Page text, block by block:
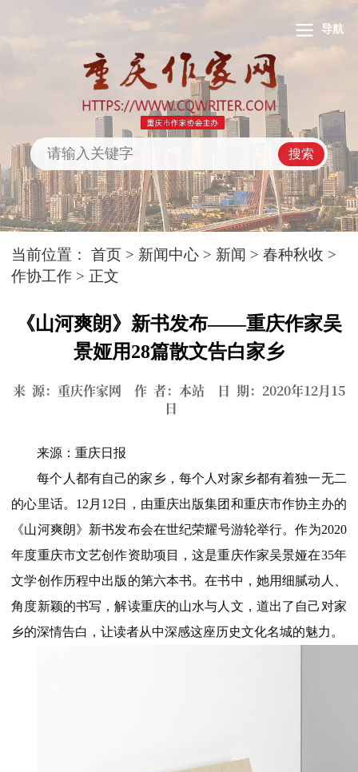
导航
搜索
当前位置：首页 > 新闻中心 > 新闻 >春种秋收 >
作协工作 > 正文
《山河爽朗》新书发布——重庆作家吴
景娅用28篇散文告白家乡
来 源：重庆作家网 作 者：本站 日 期：2020年12月15
日
来源：重庆日报
每个人都有自己的家乡，每个人对家乡都有着独一无二
的心里话。12月12日，由重庆出版集团和重庆市作协主办的
《山河爽朗》新书发布会在世纪荣耀号游轮举行。作为2020
年度重庆市文艺创作资助项目，这是重庆作家吴景娅在35年
文学创作历程中出版的第六本书。在书中，她用细腻动人、
角度新颖的书写，解读重庆的山水与人文，道出了自己对家
乡的深情告白，让读者从中深感这座历史文化名城的魅力。